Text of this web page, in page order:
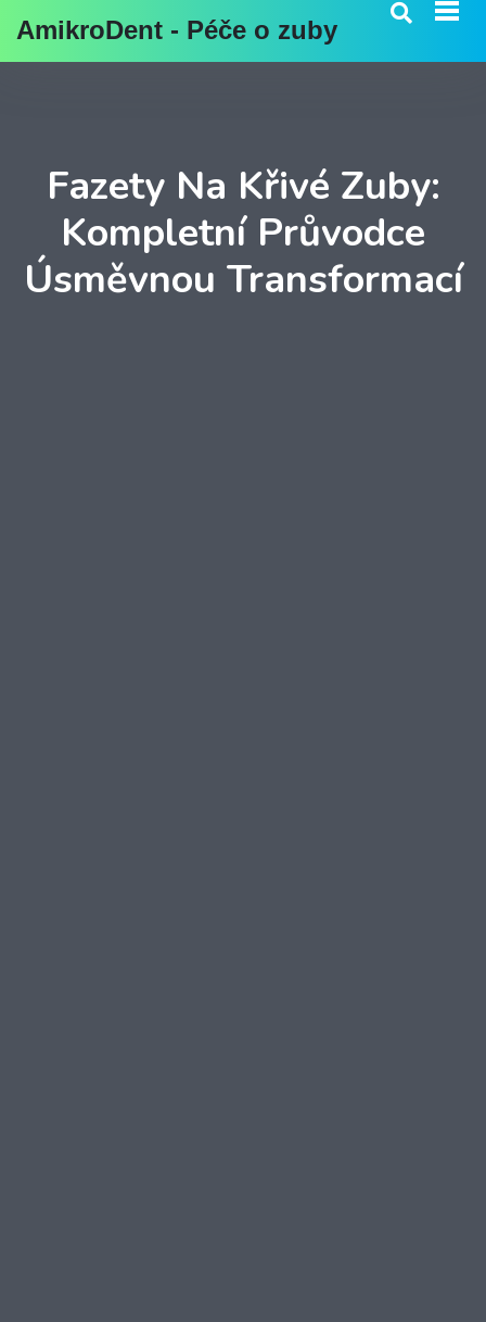
AmikroDent - Péče o zuby
Fazety Na Křivé Zuby:
Kompletní Průvodce
Úsměvnou Transformací